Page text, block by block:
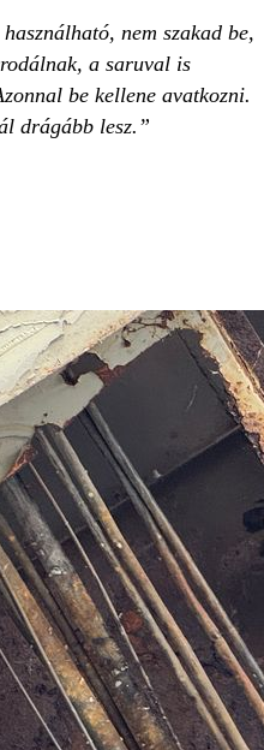
nem szakad be,
a saruval is
be kellene avatkozni.
drágább lesz.